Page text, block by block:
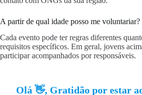
A partir de qual idade posso me voluntariar?
Cada evento pode ter regras diferentes
requisitos específicos. Em geral, jovens
participar acompanhados por responsáveis.
Olá 👋, Gratidão por estar